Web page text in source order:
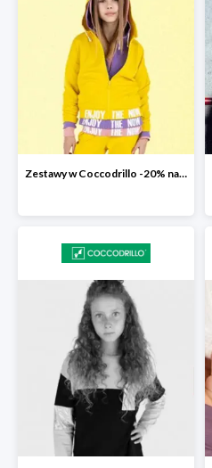
Zestawy w Coccodrillo -20% na drugą sztukę z kolekcji Everyday